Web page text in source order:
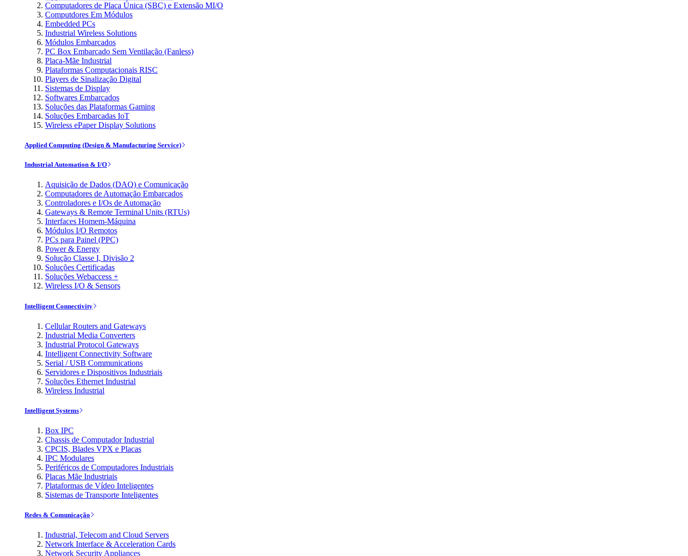
Computadores de Placa Única (SBC) e Extensão MI/O
Computdores Em Módulos
Embedded PCs
Industrial Wireless Solutions
Módulos Embarcados
PC Box Embarcado Sem Ventilação (Fanless)
Placa-Mãe Industrial
Plataformas Computacionais RISC
Players de Sinalização Digital
Sistemas de Display
Softwares Embarcados
Soluções das Plataformas Gaming
Soluções Embarcadas IoT
Wireless ePaper Display Solutions
Applied Computing (Design & Manufacturing Service)
Industrial Automation & I/O
Aquisição de Dados (DAQ) e Comunicação
Computadores de Automação Embarcados
Controladores e I/Os de Automação
Gateways & Remote Terminal Units (RTUs)
Interfaces Homem-Máquina
Módulos I/O Remotos
PCs para Painel (PPC)
Power & Energy
Solução Classe I, Divisão 2
Soluções Certificadas
Soluções Webaccess +
Wireless I/O & Sensors
Intelligent Connectivity
Cellular Routers and Gateways
Industrial Media Converters
Industrial Protocol Gateways
Intelligent Connectivity Software
Serial / USB Communications
Servidores e Dispositivos Industriais
Soluções Ethernet Industrial
Wireless Industrial
Intelligent Systems
Box IPC
Chassis de Computador Industrial
CPCIS, Blades VPX e Placas
IPC Modulares
Periféricos de Computadores Industriais
Placas Mãe Industriais
Plataformas de Vídeo Inteligentes
Sistemas de Transporte Inteligentes
Redes & Comunicação
Industrial, Telecom and Cloud Servers
Network Interface & Acceleration Cards
Network Security Appliances